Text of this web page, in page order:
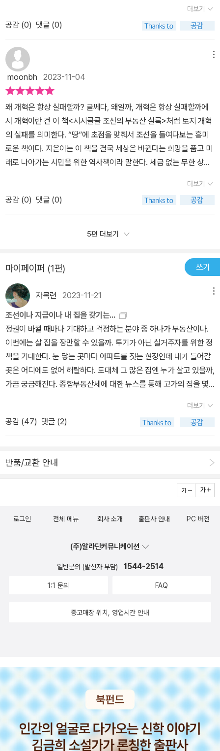
사유화를 시작하게 된다.왜 개혁은 항상 실패할까를 생각해보고 조선
통해 제품 또는 서비스를 제공받아 작성한 글입니다
해 먹지 미쳤다고 사 먹느냐”전 국토교통부장관이 서울주택도시공사
재임시절 공공임대주택에 사는 사람들에게 한 말이다. 셰어하우스 살
며 공유식당을 강조한 것인데 13평에 4인이 살아도 충분히 가능하다
는 나라, 자신은 집이 좁아 동일한 방개수의 43평에서 50평으로 이
사간 장관. 자신들은 이런 식인데 소유분배, 공유화를 외치니 말하기
전에 역사의교훈으로부터 학습을 하여 정책을 수립하고 자신의 행동
과 말을 돌아봐야 할 것이다.
가 대체로 땅에 예속되어 있었습니다. 그래서 집 문제는 땅 문제보다
덜 예민한 주제였습니다. 하지만 집에 대해 첨예하게 촉각을 곤두세
울 신도시 주택 분배의 역사부터 집값이 무한 폭등했던 19세기 말까
지, 조선 집의 역사를 서울을 중심으로 살펴봅니다. 마지막 '다시 여는
글'에서는 부동산 개혁은 왜 실패하는가에 대한 저자의 생각을 풀었
습니다. 조선 사람들이 시도했던 부동산 국유화 개혁을 원점에서 살
펴보고, 우리가 집과 땅을 어떻게 바라봐야 하는지 조선사를 통해 조
금은 배울 수 있습니다.역사는 우리의 인식과 사상을 형성하는 양분
입니다. 조선사의 진짜 가치는, 조선이라는 나라의 훌륭함이나 무능
함에 있는 것이 아니라, 상황을 다각도로 둘러볼 수 있는 수많은 사료
에 있습니다. <시시콜콜 조선부동산실록>은 그런 가치에 부합하고자
'일러두기'에 담았고, 참고문헌과 단행본·고서·연구서·학술서 등도 빠
짐없이 표시했습니다.조선이 이른바 '헬조선'이 된 데에는 '농사짓는
이에게 토지를', '실거주자에게 살 곳을'이라는 희망이 완전히 무너진
수 없지만, 지금의 위기도 넓게 보면 흐름의 일환일지 모릅니다. 과거
정하는 것은 '결국 세상은 바뀐다'라는 굳건한 희망 속에서 내딛는 걸
음입니다. 결국 세상은 바뀐다는 희망을 품고 미래로 나아가는 시민
을 위한 역사책인 <시시콜콜 조선부동산실록>에서 그 희망을 발견하
길 바랍니다.네이버카페 이벤트에 당첨되어 책을 제공받고 쓴 후기입
니다.
가 되었다. 심지어 이는 사회적 문제로 비화되어 망국으로 이끄는 경
우가 많았다고 한다. 그만큼 사람들에게 땅과 집과 관련된 문제는 중
요한 것이다.책은 크게 두 부분으로 이루어져 있다. 조선의 과전법을
시작으로 하여 토지 개혁을 추구한 조선의 땅 이야기와 실거주자에게
집터를 주기로 약속한 조선의 집 이야기를 다룬다. 땅을 둘러싼 지배
층의 욕심과 땅을 둘러싼 투쟁을 넘어 전쟁을 다룬다. 그리고 나라가
바뀌면서 토지 분배를 위한 노력을 알려준다.조선시대에는 지금보다
땅이 가지는 의미가 특별했다. 조선시대는 농사가 나라의 근간이었
고, 농사는 반드시 땅을 필요로 한다. 하지만 이 땅들의 대부분은 권문
세족들이 소유하고 있고, 막상 경작하는 실경작인들은 형편이 말이
아니었다. 지금의 대한민국에서 일어나고 있는 부동산 편중 현상과
다를게 무엇이란 말인가?대한민국은 세계에서도 거의 유일하게 땅과
집의 소유권이 분리된 나라이다. 하지만 조선시대에는 집에 대한 권
리가 대체적으로 땅에 예속되어 있었다고 한다. 그래서 집 문제는 땅
고 보기는 한다.사회의 부조리를 비판했던 정약용 마저도 자식들한테
같은 사람도 서울에 대한 미련을 버릴 수 없었던 것일까? 오늘날 대
한민국의 국회의원들이 국민을 위한 정책을 하는 것처럼 하지만 결국
은 개인의 이익을 챙기는 것과 묘하게 오버랩된다.대한민국의 서울은
부동산 불패 신화를 끊임없이 이어오고 있다. 과연 이 불패신화는 언
제부터 시작된 것일까? 필자는 19세기부터라고 말한다. 여러 문서들
을 통해 19세기 후반에 땅값이 폭등하는 현상을 발견할 수 있다. 이때
집값이 상승한 주요인은 바로 당백전 발행이라고 한다.만성적인 재정
문제를 바로잡기 위해 토지개혁이 필요했고, 바로 당백전 발행을 실
행한 것이다. 귀족들의 다양한 특권을 인정하면서도 재정 압박도 해
결할 수 있는 묘수였지만 모든 일이 순조롭지는 않았다. 19세기에는
환퇴를 포함하여 다양한 거래와 투자 형태가 기록되어 있다. 19세기
다.책을 읽으면서 묘한 기시감을 느낀다. 필자가 과연 조선시대의 사
백년 동안 일어났던 부동산 독점의 문제와 사이클이 지금도 대한민국
문화가 변하고 많은 것들이 변했지만 아마도 인간의 욕망이 변하지
않아서는 아닐까?* 컬처블룸을 통해 책을 제공받아 감사하게 읽고
더보기
공감 (0) 댓글 (0)
moonbh 2023-11-04
왜 개혁은 항상 실패할까? 글쎄다, 왜일까, 개혁은 항상 실패할까에
서 개혁이란 건 이 책<시시콜콜 조선의 부동산 실록>처럼 토지 개혁
의 실패를 의미한다. “땅”에 초점을 맞춰서 조선을 들여다보는 흥미
로운 책이다. 지은이는 이 책을 결국 세상은 바뀐다는 희망을 품고 미
래로 나아가는 시민을 위한 역사책이라 말한다. 세금 없는 무한 상속,
우리에게 생각해보라 한다. 개혁은 늘 '누구를 위한 개혁'인가는 목적
과 그에 따른 방향성을 상실하는 순간 실패한다. 지은이는 고려말에
서 조선 초의 토지 개혁을 각종 문헌을 통해 톺아본다. 결과론으로 고
려말 토지정책의 실패가 멸망의 원인 중 하나, 즉 경제적 토대 문제는
법(우물정형태로 9구역으로 나누고 공동구역을 정해서 여기서 나온
수확물을 조세로 내는 체제)도입 논의도 있었지만, 과전법을 채택한
다. 조선의 토지 개혁 “과전법”의 운명 이성계와 함께했던 조준은 13
98년에 고려조정에 상소를 올리는데, 핵심은 수도는 사적 토지 분배
허용, 지방은 경기도를 제외하고는 사적 토지 분배를 하지 말자는 취
지의 국유화의 예외 없는 원칙에서 하나둘 후퇴 서울 안의 사대부에
게는 사전을 허용하자고, 하지만 이는 꼼수였다. 과전법은 나랏일을
하는 사람에게 토지를 분배하되 원칙적으로 상속금지, 사적 토지를
공적토지의 테두리 안으로 끌어들이고 특별히 예외는 두는 식으로 정
리했다. 이는 정권 창출에 도움을 준 이들에 대한 보상이었다. 하지만,
이 세워진 지 얼마 되지 않아, 사달이 나는데, 바로 수조권이라는 경제
적 권한과 상속이라는 소유권이 사실상 사적 토지의 부활로 이어졌
다. 1466년 세조는 현직관료에게만 땅을 주는 안인데, 70년 동안의
이 부족해져서 그런 것이다. 외형적인 명분이야 땅 부족 사태를 해결
서 관료들을 견제하는 정치적 장치로써 사용했다. 직전법 수용에 관
사대부를 양성하기 위한 토지인데 직전법이 실행되면 퇴임한 신하,
육성하겠다는 과전법의 의미에 반한다고, 과전법에 대한 지배층의 인
식은 이러했다. 양민의 토지를 어떻게 빼앗았나 1533년 11월 11일 양
은석에게 곡식을 빌려왔으나, 갚지 못하니 상속한 논을 김은석에게
리를 얻기 위해서는 이자 따위는 신경 쓰지 않는다. 당장에 굶어 죽을
는 것은 예나 지금이나 변함없는 현상인 듯.지은이는 이렇게 말한다.
시장은 반드시 불공정한 성취를 만들어 낸다는 사실, 나아가 내 성취
조차도 완벽한 공정한 결과가 아니라는 사실을 깊이 이해하고 인정해
야 할지도 모르겠다고, 한국의 주택문제, 우리가 찾아가야 할 길 한국
사회는 참으로 묘하다는 생각이 든다. 중고주택가격이 값이 치솟는
다. 모든 중고품이 신품보다 가격이 내려가는 것이 우리가 아는 상식
더보기
공감 (0) 댓글 (0)
5편 더보기
마이페이퍼 (1편) 쓰기
자목련 2023-11-21
조선이나 지금이나 내 집을 갖기는...
정권이 바뀔 때마다 기대하고 걱정하는 분야 중 하나가 부동산이다.
이번에는 살 집을 장만할 수 있을까. 투기가 아닌 실거주자를 위한 정
책을 기대한다. 눈 닿는 곳마다 아파트를 짓는 현장인데 내가 들어갈
곳은 어디에도 없어 허탈하다. 도대체 그 많은 집엔 누가 살고 있을까,
가끔 궁금해진다. 종합부동산세에 대한 뉴스를 통해 고가의 집을 몇
가 바뀌어도 부동산에 대한 심각성은 사라지지 않는다. 박영서의 『시
시콜콜 조선부동산실록』에서도 마찬가지다. 사람 사는 게 다 똑같구
나 싶으면서도 뭔가 속상한 기분이 드는 건 왜일까. 이 책은 제목 그대
하고 농사를 지어 세금을 내어 나라를 부강하게 만들겠다는 의지, 그
에 따른 세법, 상속, 집값까지 실전 사례를 들어 11부에서는 조선의 땅
을, 2부에서는 조선의 집을 설명한다. 학창 시절 국사시간으로 돌아
나 똑같은 문제로 고민했다는 걸 알 수 있다. 조선 개국 공신에서 땅을
용하는 모습, 도성에서 집을 구하기 위해 애쓰는 것, 허가되지 않은 도
상 밖에 집을 짓고 사는 일, 전란을 겪고 살 길을 찾아 도성으로 모여
았다. 조선 왕조 초기 토지를 나라 땅을 경작자에게 분배하고 농사를
토지는 건드릴 수 없었다. 언제나 특권층의 예외적 허용이 문제였다.
아주는 게 재산을 지키는 방법이라 여기고 고수한다. 노비도 땅을 소
유할 수 있었다는 사실을 처음 알았다. 양반과 사대부가 약탈해 땅도
자식도 모두 노비가 되는 경우가 허다했지만 말이다. 땅을 빌려주고
부당한 소작료를 받아 부를 쌓는 양반의 모습까지. 개혁을 위한 노력
은 매번 실패로 이어져 안타까웠다. 땅보다는 집에 대한 이야기가 실
제적으로 다가왔다. 집을 지으려면 우선 땅이 있어야 할 터. 조선 시대
더보기
공감 (47) 댓글 (2)
반품/교환 안내
로그인 전체 메뉴 회사 소개 출판사 안내 PC 버전
(주)알라딘커뮤니케이션
일반문의 (발신자 부담) 1544-2514
1:1 문의 FAQ
중고매장 위치, 영업시간 안내